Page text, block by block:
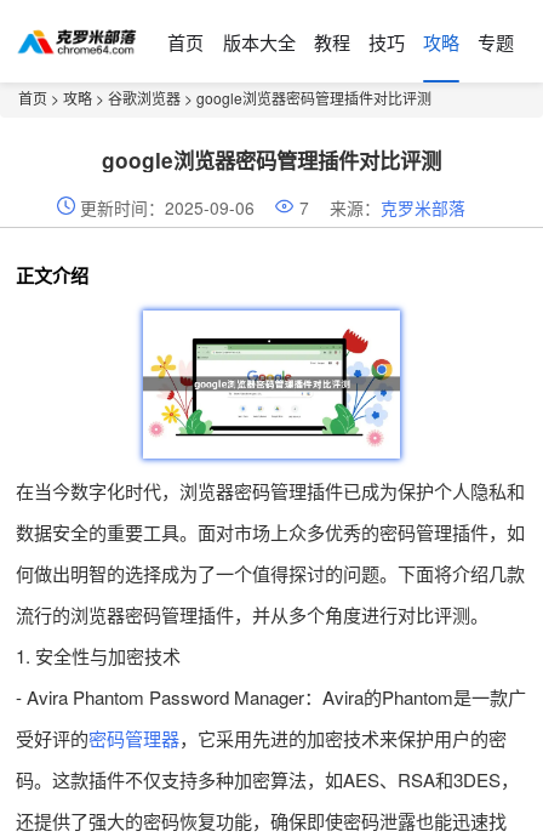
首页 版本大全 教程 技巧 攻略 专题
首页 > 攻略 > 谷歌浏览器 > google浏览器密码管理插件对比评测
google浏览器密码管理插件对比评测
更新时间：2025-09-06 7 来源： 克罗米部落
正文介绍
在当今数字化时代，浏览器密码管理插件已成为保护个人隐私和
数据安全的重要工具。面对市场上众多优秀的密码管理插件，如
何做出明智的选择成为了一个值得探讨的问题。下面将介绍几款
流行的浏览器密码管理插件，并从多个角度进行对比评测。
1. 安全性与加密技术
- Avira Phantom Password Manager：Avira的Phantom是一款广
受好评的密码管理器，它采用先进的加密技术来保护用户的密
码。这款插件不仅支持多种加密算法，如AES、RSA和3DES，
还提供了强大的密码恢复功能，确保即使密码泄露也能迅速找